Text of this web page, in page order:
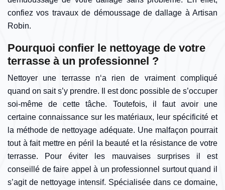
confiez vos travaux de démoussage de dallage à Artisan
Robin.
Pourquoi confier le nettoyage de votre
terrasse à un professionnel ?
Nettoyer une terrasse n‘a rien de vraiment compliqué
quand on sait s’y prendre. Il est donc possible de s’occuper
soi-même de cette tâche. Toutefois, il faut avoir une
certaine connaissance sur les matériaux, leur spécificité et
la méthode de nettoyage adéquate. Une malfaçon pourrait
tout à fait mettre en péril la beauté et la résistance de votre
terrasse. Pour éviter les mauvaises surprises il est
conseillé de faire appel à un professionnel surtout quand il
s’agit de nettoyage intensif. Spécialisée dans ce domaine,